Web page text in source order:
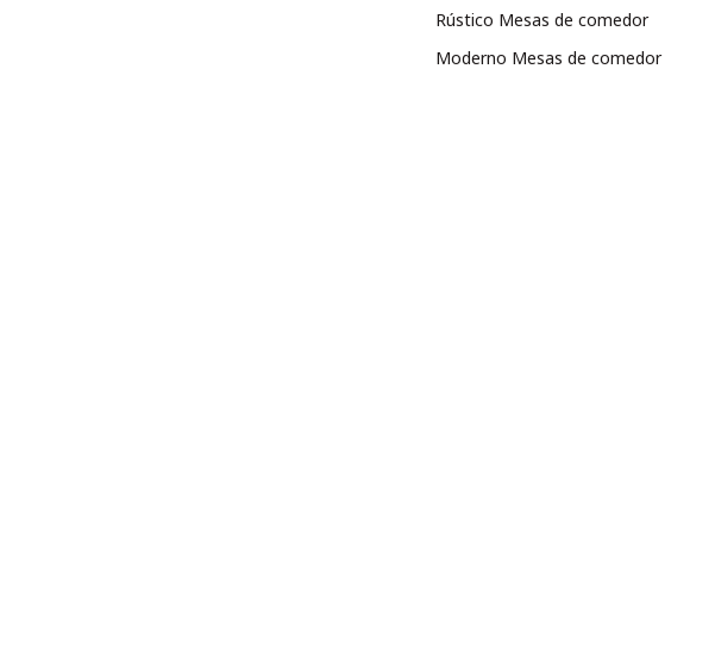
Rústico Mesas de comedor
Moderno Mesas de comedor